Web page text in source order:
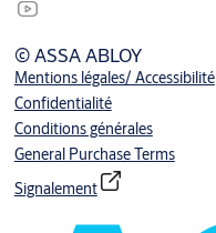
© ASSA ABLOY
Mentions légales/ Accessibilité
Confidentialité
Conditions générales
General Purchase Terms
Signalement